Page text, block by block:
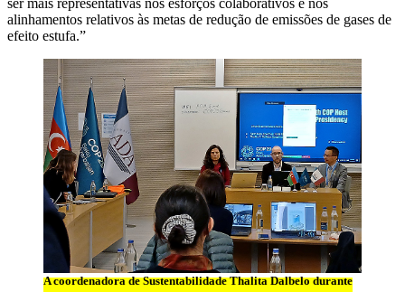
ser mais representativas nos esforços colaborativos e nos
alinhamentos relativos às metas de redução de emissões de gases de
efeito estufa.”
A coordenadora de Sustentabilidade Thalita Dalbelo durante